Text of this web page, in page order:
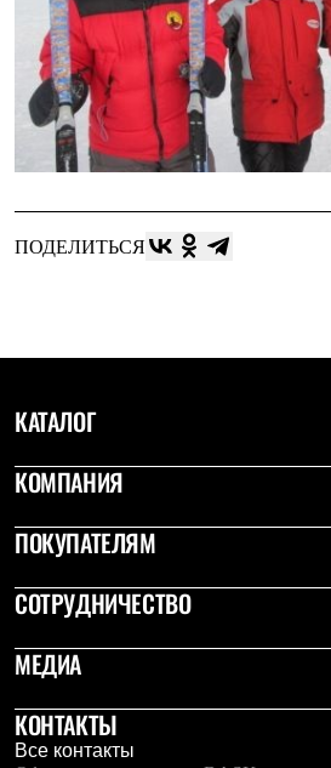
ПОДЕЛИТЬСЯ
КАТАЛОГ
КОМПАНИЯ
ПОКУПАТЕЛЯМ
СОТРУДНИЧЕСТВО
МЕДИА
КОНТАКТЫ
Все контакты